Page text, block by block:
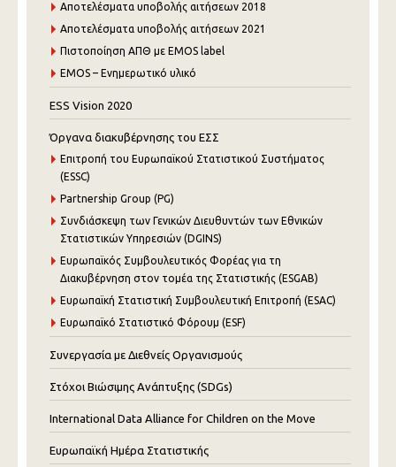
Αποτελέσματα υποβολής αιτήσεων 2018
Αποτελέσματα υποβολής αιτήσεων 2021
Πιστοποίηση ΑΠΘ με EMOS label
EMOS – Ενημερωτικό υλικό
ESS Vision 2020
Όργανα διακυβέρνησης του ΕΣΣ
Επιτροπή του Ευρωπαϊκού Στατιστικού Συστήματος
(ESSC)
Partnership Group (PG)
Συνδιάσκεψη των Γενικών Διευθυντών των Εθνικών
Στατιστικών Υπηρεσιών (DGINS)
Ευρωπαϊκός Συμβουλευτικός Φορέας για τη
Διακυβέρνηση στον τομέα της Στατιστικής (ESGAB)
Ευρωπαϊκή Στατιστική Συμβουλευτική Επιτροπή (ESAC)
Ευρωπαϊκό Στατιστικό Φόρουμ (ESF)
Συνεργασία με Διεθνείς Οργανισμούς
Στόχοι Βιώσιμης Ανάπτυξης (SDGs)
International Data Alliance for Children on the Move
Ευρωπαϊκή Ημέρα Στατιστικής